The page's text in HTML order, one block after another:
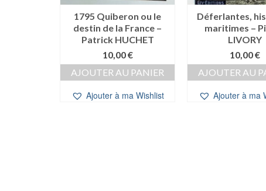
1795 Quiberon ou le
destin de la France –
Patrick HUCHET
10,00€
AJOUTER AU PANIER
Ajouter à ma Wishlist
Déferlantes,
maritimes –
LIVORY
10,00€
AJOUTER AU
Ajouter à ma